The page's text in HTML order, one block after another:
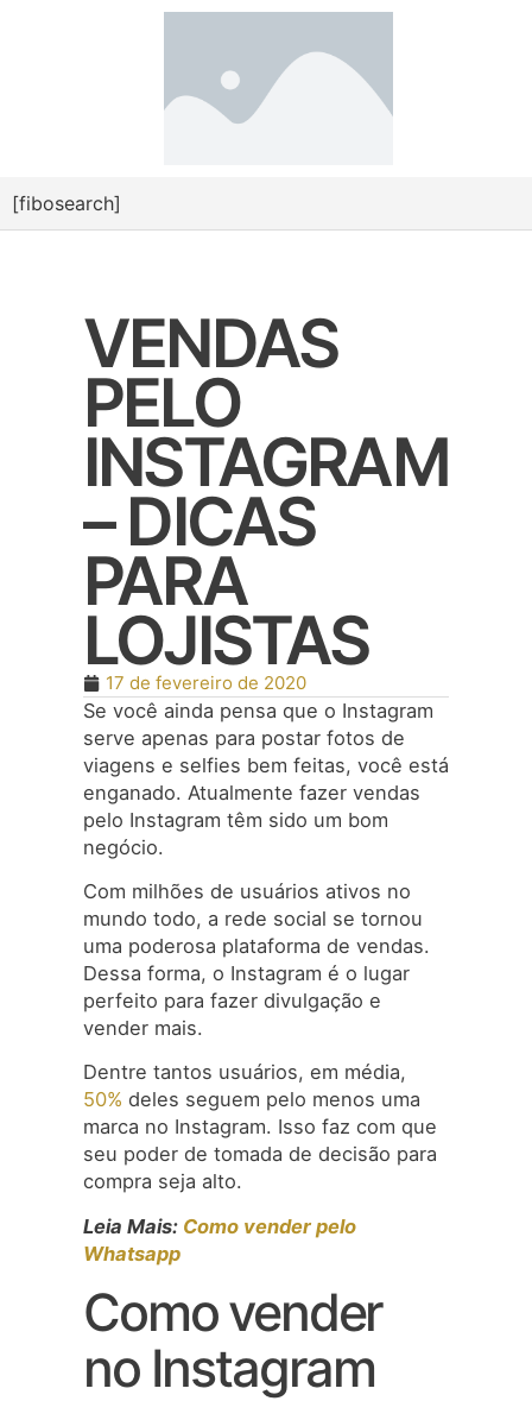
[fibosearch]
VENDAS
PELO
INSTAGRAM
– DICAS
PARA
LOJISTAS
17 de fevereiro de 2020
Se você ainda pensa que o Instagram
serve apenas para postar fotos de
viagens e selfies bem feitas, você está
enganado. Atualmente fazer vendas
pelo Instagram têm sido um bom
negócio.
Com milhões de usuários ativos no
mundo todo, a rede social se tornou
uma poderosa plataforma de vendas.
Dessa forma, o Instagram é o lugar
perfeito para fazer divulgação e
vender mais.
Dentre tantos usuários, em média,
50% deles seguem pelo menos uma
marca no Instagram. Isso faz com que
seu poder de tomada de decisão para
compra seja alto.
Leia Mais: Como vender pelo
Whatsapp
Como vender
no Instagram